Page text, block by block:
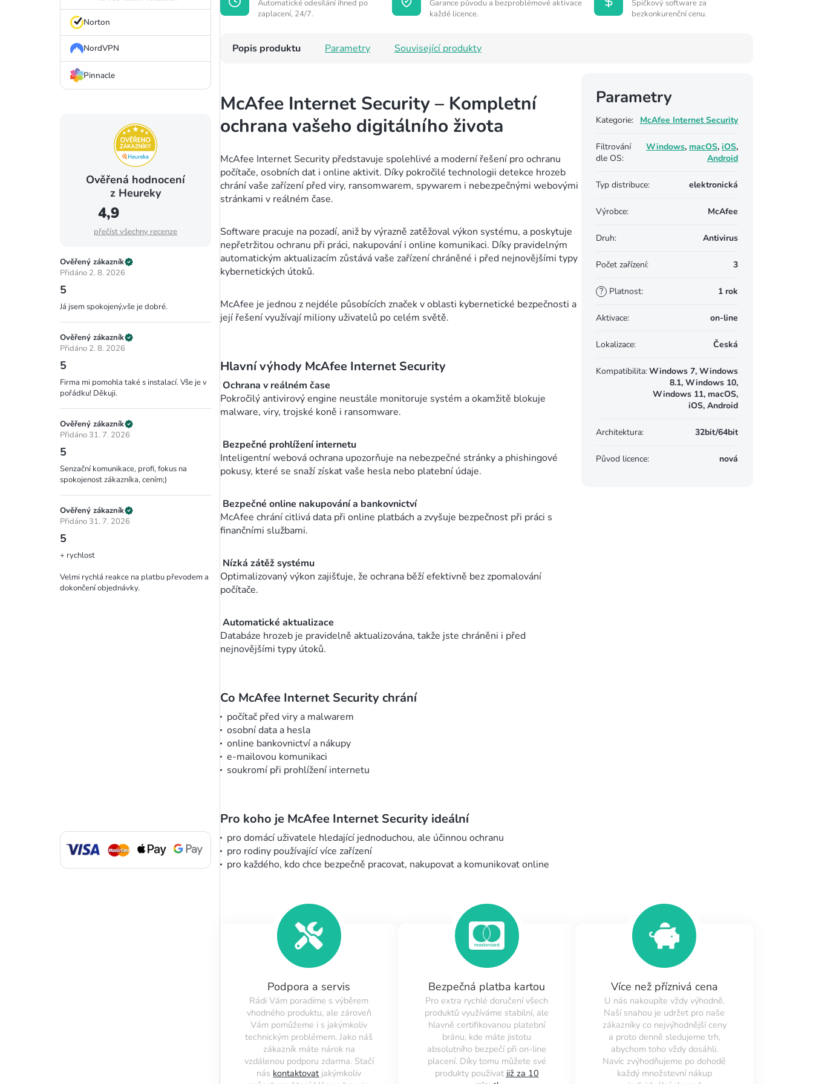
Norton
NordVPN
Pinnacle
Ověřená hodnocení
z Heureky
4,9
přečíst všechny recenze
Ověřený zákazník
Přidáno 2. 8. 2026
5
Já jsem spokojený,vše je dobré.
Ověřený zákazník
Přidáno 2. 8. 2026
5
Firma mi pomohla také s instalací. Vše je v
pořádku! Děkuji.
Ověřený zákazník
Přidáno 31. 7. 2026
5
Senzační komunikace, profi, fokus na
spokojenost zákazníka, cením;)
Ověřený zákazník
Přidáno 31. 7. 2026
5
+ rychlost
Velmi rychlá reakce na platbu převodem a
dokončení objednávky.
Automatické odesílání ihned po
zaplacení, 24/7.
Garance původu a bezproblémové aktivace
každé licence.
Špičkový software za
bezkonkurenční cenu.
Popis produktu Parametry Související produkty
McAfee Internet Security – Kompletní
ochrana vašeho digitálního života
McAfee Internet Security představuje spolehlivé a moderní řešení pro ochranu
počítače, osobních dat i online aktivit. Díky pokročilé technologii detekce hrozeb
chrání vaše zařízení před viry, ransomwarem, spywarem i nebezpečnými webovými
stránkami v reálném čase.
Software pracuje na pozadí, aniž by výrazně zatěžoval výkon systému, a poskytuje
nepřetržitou ochranu při práci, nakupování i online komunikaci. Díky pravidelným
automatickým aktualizacím zůstává vaše zařízení chráněné i před nejnovějšími typy
kybernetických útoků.
McAfee je jednou z nejdéle působících značek v oblasti kybernetické bezpečnosti a
její řešení využívají miliony uživatelů po celém světě.
Hlavní výhody McAfee Internet Security
Ochrana v reálném čase
Pokročilý antivirový engine neustále monitoruje systém a okamžitě blokuje
malware, viry, trojské koně i ransomware.
Bezpečné prohlížení internetu
Inteligentní webová ochrana upozorňuje na nebezpečné stránky a phishingové
pokusy, které se snaží získat vaše hesla nebo platební údaje.
Bezpečné online nakupování a bankovnictví
McAfee chrání citlivá data při online platbách a zvyšuje bezpečnost při práci s
finančními službami.
Nízká zátěž systému
Optimalizovaný výkon zajišťuje, že ochrana běží efektivně bez zpomalování
počítače.
Automatické aktualizace
Databáze hrozeb je pravidelně aktualizována, takže jste chráněni i před
nejnovějšími typy útoků.
Co McAfee Internet Security chrání
počítač před viry a malwarem
osobní data a hesla
online bankovnictví a nákupy
e-mailovou komunikaci
soukromí při prohlížení internetu
Pro koho je McAfee Internet Security ideální
pro domácí uživatele hledající jednoduchou, ale účinnou ochranu
pro rodiny používající více zařízení
pro každého, kdo chce bezpečně pracovat, nakupovat a komunikovat online
Parametry
Kategorie: McAfee Internet Security
Filtrování
dle OS:
Windows, macOS, iOS,
Android
Typ distribuce: elektronická
Výrobce: McAfee
Druh: Antivirus
Počet zařízení: 3
? Platnost: 1 rok
Aktivace: on-line
Lokalizace: Česká
Kompatibilita:Windows 7, Windows
8.1, Windows 10,
Windows 11, macOS,
iOS, Android
Architektura: 32bit/64bit
Původ licence: nová
Podpora a servis
Rádi Vám poradíme s výběrem
vhodného produktu, ale zároveň
Vám pomůžeme i s jakýmkoliv
technickým problémem. Jako náš
zákazník máte nárok na
vzdálenou podporu zdarma. Stačí
nás kontaktovat jakýmkoliv
Bezpečná platba kartou
Pro extra rychlé doručení všech
produktů využíváme stabilní, ale
hlavně certifikovanou platební
bránu, kde máte jistotu
absolutního bezpečí při on-line
placení. Díky tomu můžete své
produkty používat již za 10
Více než příznivá cena
U nás nakoupíte vždy výhodně.
Naší snahou je udržet pro naše
zákazníky co nejvýhodnější ceny
a proto denně sledujeme trh,
abychom toho vždy dosáhli.
Navíc zvýhodňujeme po dohodě
každý množstevní nákup